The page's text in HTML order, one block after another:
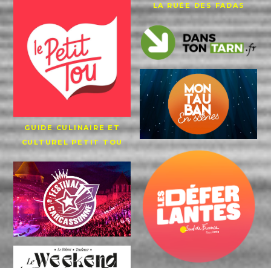
LA RUÉE DES FADAS
GUIDE CULINAIRE ET
CULTUREL PETIT TOU